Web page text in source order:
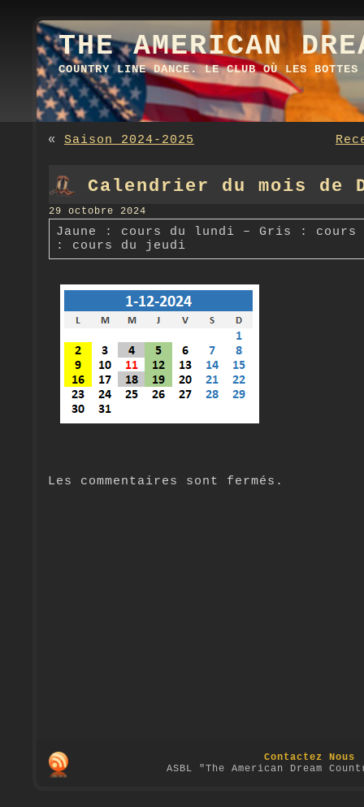
THE AMERICAN
COUNTRY LINE DANCE. LE CLUB OÙ LES BOTTES
« Saison 2024-2025
Calendrier du mois de
29 octobre 2024
Jaune : cours du lundi – Gris : cours
: cours du jeudi
Les commentaires sont fermés.
Contactez Nous
ASBL "The American Dream